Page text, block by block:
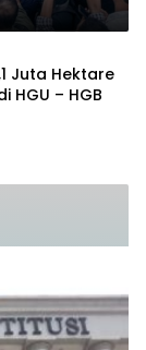
Juta Hektare
HGU – HGB